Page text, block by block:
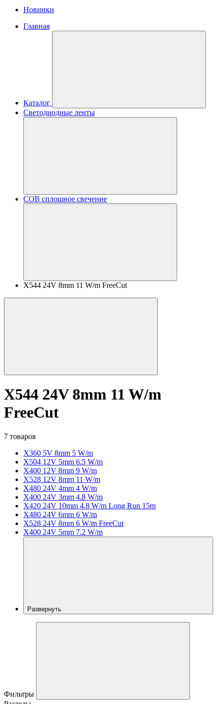
Новинки
Главная
Каталог
Светодиодные ленты
COB сплошное свечение
X544 24V 8mm 11 W/m FreeCut
X544 24V 8mm 11 W/m
FreeCut
7 товаров
X360 5V 8mm 5 W/m
X504 12V 5mm 6.5 W/m
X400 12V 8mm 9 W/m
X528 12V 8mm 11 W/m
X480 24V 4mm 4 W/m
X400 24V 3mm 4.8 W/m
X420 24V 10mm 4.8 W/m Long Run 15m
X480 24V 6mm 6 W/m
X528 24V 8mm 6 W/m FreeCut
X400 24V 5mm 7.2 W/m
Развернуть
Фильтры